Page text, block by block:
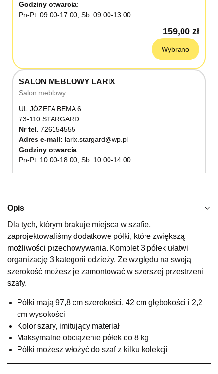
Godziny otwarcia
Pn-Pt: 09:00-17:00, Sb: 09:00-13:00
159,00 zł
Wybrano
SALON MEBLOWY LARIX
Salon meblowy
UL.JÓZEFA BEMA 6
73-110 STARGARD
Nr tel. 726154555
Adres e-mail: larix.stargard@wp.pl
Godziny otwarcia
Pn-Pt: 10:00-18:00, Sb: 10:00-14:00
SALON MEBLOWY KUBUŚ
Salon meblowy
UL.RZEMIEŚLNICZA 6
66-470 KOSTRZYN NAD ODRĄ
Nr tel.507103199
Godziny otwarcia
SALON MEBLOWY M JAK MEBLE
Opis
Dla tych, którym brakuje miejsca w szafie,
zaprojektowaliśmy dodatkowe półki, które zwiększą
możliwości przechowywania. Komplet 3 półek ułatwi
organizację 3 kategorii odzieży. Ze względu na swoją
szerokość możesz je zamontować w szerszej przestrzeni
szafy.
Półki mają 97,8 cm szerokości, 42 cm głębokości i 2,2
cm wysokości
Kolor szary, imitujący materiał
Maksymalne obciążenie półek do 8 kg
Półki możesz włożyć do szaf z kilku kolekcji